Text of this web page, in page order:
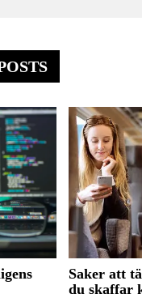
Saker att
du skaffar